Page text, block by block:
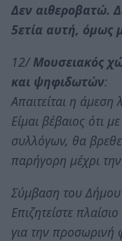
Δεν αιθεροβατώ.
5ετία αυτή, όμως
12/Μουσειακός
και ψηφιδωτών:
Απαιτείται η
Είμαι βέβαιος ότι
συλλόγων, θα
παρήγορη μέχρι
Σύμβαση του
Επιζητείστε
για την